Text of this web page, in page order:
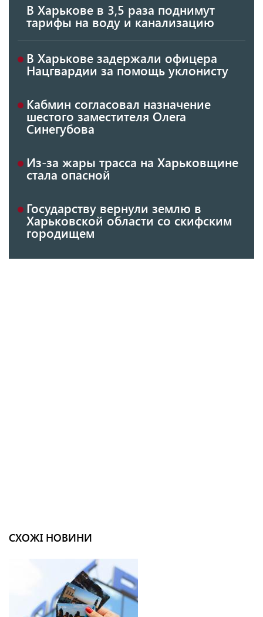
В Харькове в 3,5 раза поднимут
тарифы на воду и канализацию
В Харькове задержали офицера
Нацгвардии за помощь уклонисту
Кабмин согласовал назначение
шестого заместителя Олега
Синегубова
Из-за жары трасса на Харьковщине
стала опасной
Государству вернули землю в
Харьковской области со скифским
городищем
СХОЖІ НОВИНИ